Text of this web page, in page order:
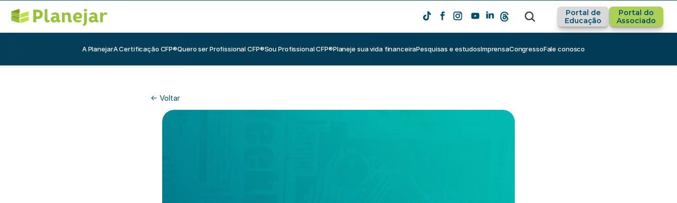
Portal de
Educação
Portal do
Associado
A PlanejarA Certificação CFP®Quero ser Profissional CFP®Sou Profissional CFP®Planeje sua vida financeiraPesquisas e estudosImprensaCongressoFale conosco
<- Voltar